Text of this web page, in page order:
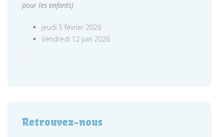
pour les enfants)
Jeudi 5 février 2026
Vendredi 12 juin 2026
Retrouvez-nous